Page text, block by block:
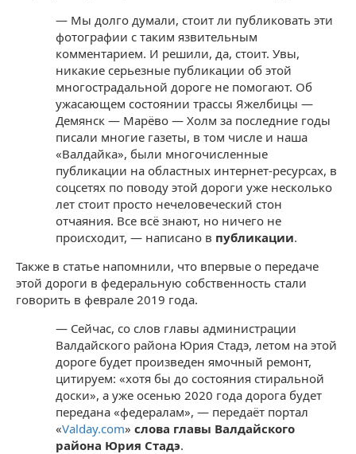
— Мы долго думали, стоит ли публиковать эти
фотографии с таким язвительным
комментарием. И решили, да, стоит. Увы,
никакие серьезные публикации об этой
многострадальной дороге не помогают. Об
ужасающем состоянии трассы Яжелбицы —
Демянск — Марёво — Холм за последние годы
писали многие газеты, в том числе и наша
«Валдайка», были многочисленные
публикации на областных интернет-ресурсах, в
соцсетях по поводу этой дороги уже несколько
лет стоит просто нечеловеческий стон
отчаяния. Все всё знают, но ничего не
происходит, — написано в публикации.
Также в статье напомнили, что впервые о передаче
этой дороги в федеральную собственность стали
говорить в феврале 2019 года.
— Сейчас, со слов главы администрации
Валдайского района Юрия Стадэ, летом на этой
дороге будет произведен ямочный ремонт,
цитируем: «хотя бы до состояния стиральной
доски», а уже осенью 2020 года дорога будет
передана «федералам», — передаёт портал
«Valday.com» слова главы Валдайского
района Юрия Стадэ.